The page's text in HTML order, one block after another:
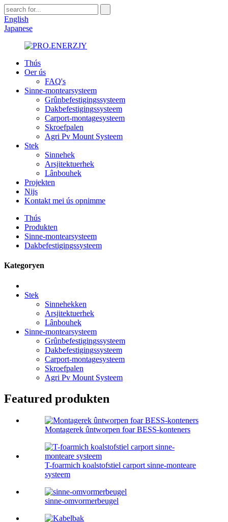
English
Japanese
Thús
Oer ús
FAQ's
Sinne-montearsysteem
Grûnbefestigingssysteem
Dakbefestigingssysteem
Carport-montagesysteem
Skroefpalen
Agri Pv Mount Systeem
Stek
Sinnehek
Arsjitektuerhek
Lânbouhek
Projekten
Nijs
Kontakt mei ús opnimme
Thús
Produkten
Sinne-montearsysteem
Dakbefestigingssysteem
Kategoryen
Stek
Sinnehekken
Arsjitektuerhek
Lânbouhek
Sinne-montearsysteem
Grûnbefestigingssysteem
Dakbefestigingssysteem
Carport-montagesysteem
Skroefpalen
Agri Pv Mount Systeem
Featured produkten
Montagerek ûntworpen foar BESS-konteners
T-foarmich koalstofstiel carport sinne-monteare
systeem
sinne-omvormerbeugel